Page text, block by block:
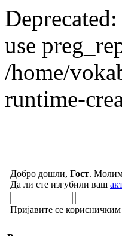
use
/home/
runtime-
Добро дошли, Гост.
Да ли сте изгубили ваш
Пријавите се